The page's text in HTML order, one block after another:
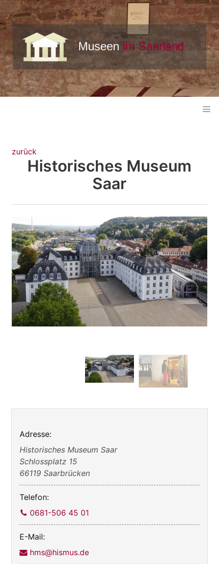
zurück
Historisches Museum
Saar
+
−
Adresse:
Historisches Museum Saar
Schlossplatz 15
66119 Saarbrücken
Telefon:
0681-506 45 01
E-Mail:
hms@hismus.de